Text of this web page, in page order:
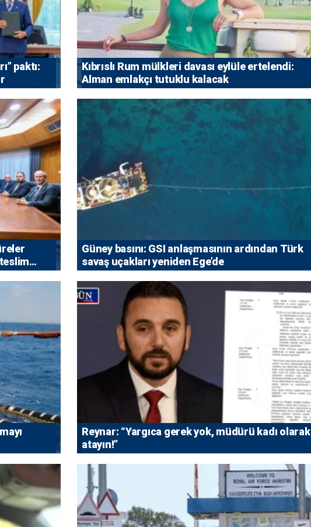
paktı:
Kıbrıslı Rum mülkleri davası eylüle ertelendi:
Alman emlakçı tutuklu kalacak
Güney basını: ⁠GSI anlaşmasının ardından Türk
savaş uçakları yeniden Ege’de
Reynar: “Yargıca gerek yok, müdürü kadı olarak
atayın!”